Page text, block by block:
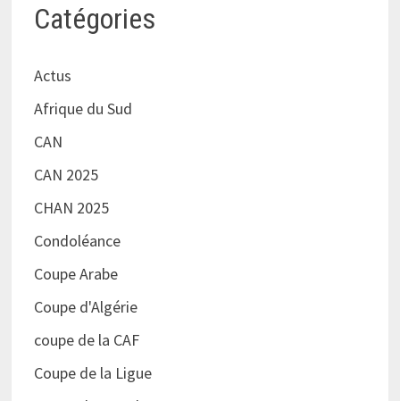
Catégories
Actus
Afrique du Sud
CAN
CAN 2025
CHAN 2025
Condoléance
Coupe Arabe
Coupe d'Algérie
coupe de la CAF
Coupe de la Ligue